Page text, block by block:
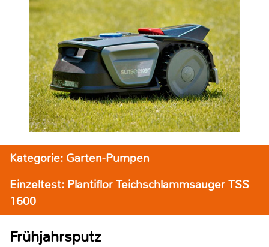
Kategorie: Garten-Pumpen
Einzeltest: Plantiflor Teichschlammsauger TSS
1600
Frühjahrsputz